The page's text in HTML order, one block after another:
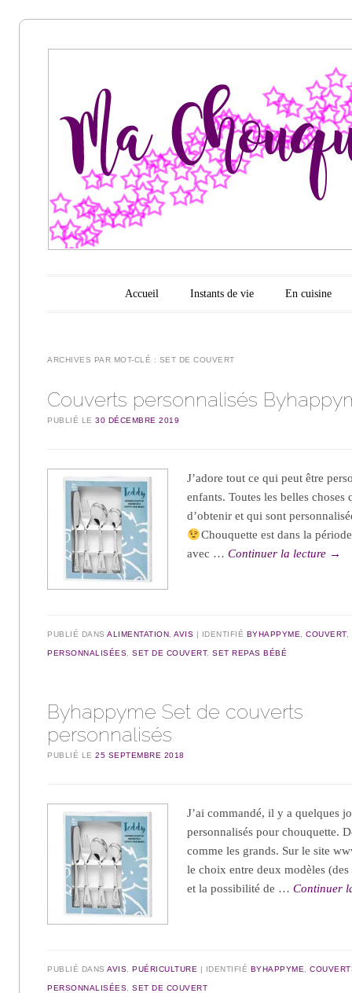
Ma
chouquette
d'amour
Menu principal
Aller au contenu
Accueil Instants de vie En cuisine
ARCHIVES PAR MOT-CLÉ : SET DE COUVERT
Couverts personnalisés
PUBLIÉ LE30 DÉCEMBRE 2019
J’adore tout ce qui peut être
enfants. Toutes les belles choses
d’obtenir et qui sont
Chouquette est dans la
avec …Continuer la lecture →
PUBLIÉ DANSALIMENTATION ,AVIS IDENTIFIÉ BYHAPPYME ,COUVERT,
PERSONNALISÉES ,SET DE COUVERT,SET REPAS BÉBÉ
Byhappyme Set de couverts
personnalisés
PUBLIÉ LE25 SEPTEMBRE 2018
J’ai commandé, il y a quelques
personnalisés pour chouquette.
comme les grands. Sur le site
le choix entre deux modèles
et la possibilité de …Continuer
PUBLIÉ DANSAVIS ,PUÉRICULTURE IDENTIFIÉ BYHAPPYME ,
PERSONNALISÉES ,SET DE COUVERT